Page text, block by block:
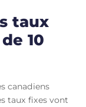
taux
10
canadiens
taux fixes vont